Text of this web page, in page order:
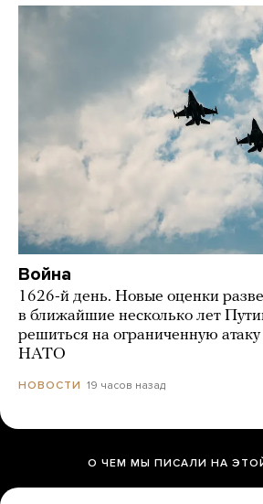
Война
1626-й день. Новые оценки
в ближайшие несколько лет
решиться на ограниченную атаку
НАТО
НОВОСТИ 19 часов назад
О ЧЕМ МЫ ПИСАЛИ НА